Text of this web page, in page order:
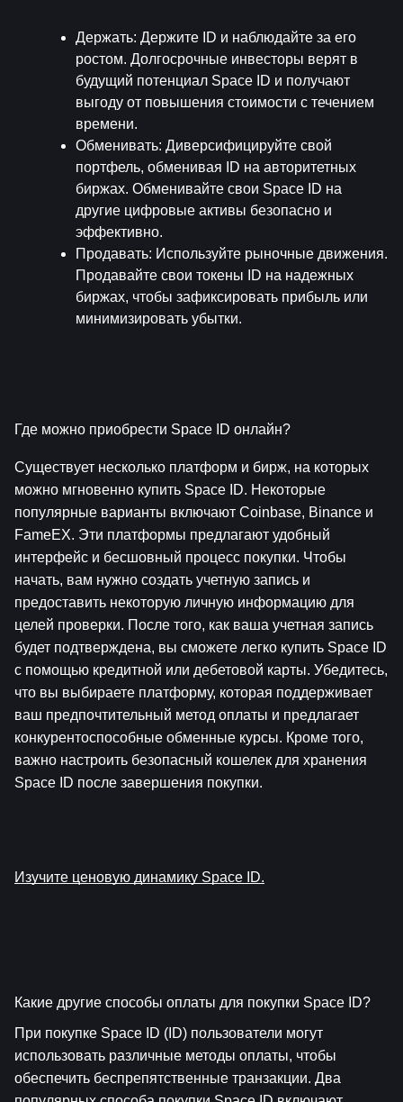
Держать: Держите ID и наблюдайте за его
ростом. Долгосрочные инвесторы верят в
будущий потенциал Space ID и получают
выгоду от повышения стоимости с течением
времени.
Обменивать: Диверсифицируйте свой
портфель, обменивая ID на авторитетных
биржах. Обменивайте свои Space ID на
другие цифровые активы безопасно и
эффективно.
Продавать: Используйте рыночные движения.
Продавайте свои токены ID на надежных
биржах, чтобы зафиксировать прибыль или
минимизировать убытки.
Где можно приобрести Space ID онлайн?
Существует несколько платформ и бирж, на которых
можно мгновенно купить Space ID. Некоторые
популярные варианты включают Coinbase, Binance и
FameEX. Эти платформы предлагают удобный
интерфейс и бесшовный процесс покупки. Чтобы
начать, вам нужно создать учетную запись и
предоставить некоторую личную информацию для
целей проверки. После того, как ваша учетная запись
будет подтверждена, вы сможете легко купить Space ID
с помощью кредитной или дебетовой карты. Убедитесь,
что вы выбираете платформу, которая поддерживает
ваш предпочтительный метод оплаты и предлагает
конкурентоспособные обменные курсы. Кроме того,
важно настроить безопасный кошелек для хранения
Space ID после завершения покупки.
Изучите ценовую динамику Space ID.
Какие другие способы оплаты для покупки Space ID?
При покупке Space ID (ID) пользователи могут
использовать различные методы оплаты, чтобы
обеспечить беспрепятственные транзакции. Два